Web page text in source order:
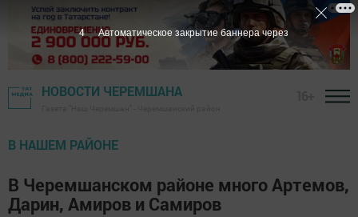
НОВОСТИ ЧЕРЕМШАНА
В НАШЕМ РАЙОНЕ
В Черемшанском районе много Артемов,
Дарин, Амиров и Самиров
3 Автоматическое закрытие баннера через